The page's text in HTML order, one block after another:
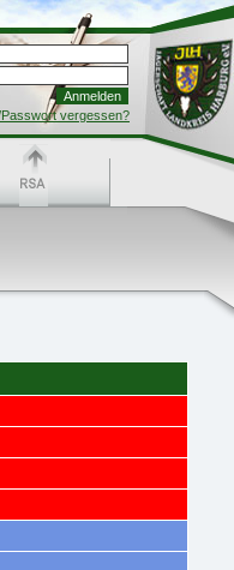
vergessen?